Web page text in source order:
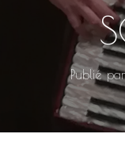
Publié